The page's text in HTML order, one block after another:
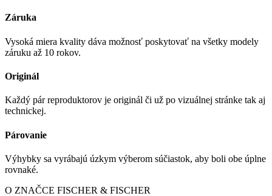
Záruka
Vysoká miera kvality dáva možnosť poskytovať na všetky modely
záruku až 10 rokov.
Originál
Každý pár reproduktorov je originál či už po vizuálnej stránke tak aj
technickej.
Párovanie
Výhybky sa vyrábajú úzkym výberom súčiastok, aby boli obe úplne
rovnaké.
O ZNAČCE FISCHER & FISCHER